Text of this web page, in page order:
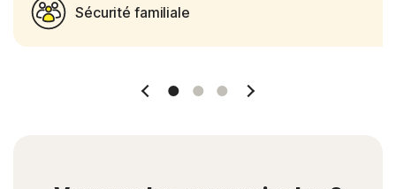
Sécurité familiale
Slide 1 Slide 2 Slide 3